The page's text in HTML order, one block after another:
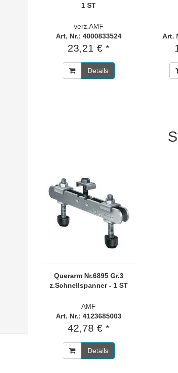
1 ST
verz.AMF
Art. Nr.: 4000833524
23,21 € *
Details
Art.
Querarm Nr.6895 Gr.3
z.Schnellspanner - 1 ST
AMF
Art. Nr.: 4123685003
42,78 € *
Details